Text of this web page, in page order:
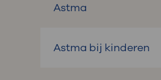
Astma
Astma bij kinderen